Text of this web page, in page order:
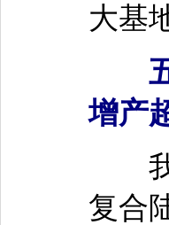
大基
五
增产
我
复合